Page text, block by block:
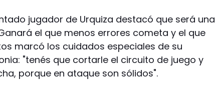
jugador de Urquiza destacó que será una
el que menos errores cometa y el que
marcó los cuidados especiales de su
"tenés que cortarle el circuito de juego y
porque en ataque son sólidos".